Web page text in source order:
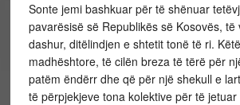
Sonte jemi bashkuar për të shënuar
pavarësisë së Republikës së Kosovës, të
dashur, ditëlindjen e shtetit tonë të ri.
madhështore, të cilën breza të tërë për
patëm ëndërr dhe që për një shekull e
të përpjekjeve tona kolektive për të